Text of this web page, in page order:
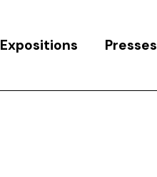
Expositions Presses